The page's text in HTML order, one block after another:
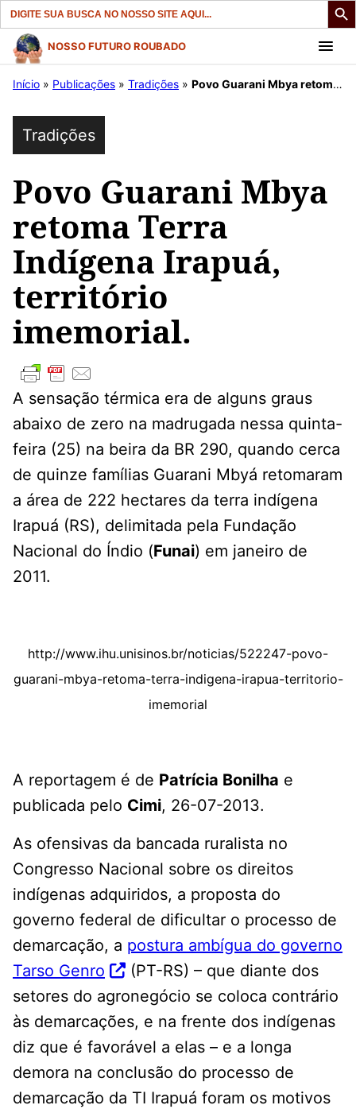
Search
for:
Pular
para
conteúdo
NOSSO FUTURO ROUBADO
Início » Publicações » Tradições » Povo Guarani Mbya retoma Terra Indígena Irapuá, território imemorial.
Tradições
Povo Guarani Mbya
retoma Terra
Indígena Irapuá,
território
imemorial.
A sensação térmica era de alguns graus
abaixo de zero na madrugada nessa quinta-
feira (25) na beira da BR 290, quando cerca
de quinze famílias Guarani Mbyá retomaram
a área de 222 hectares da terra indígena
Irapuá (RS), delimitada pela Fundação
Nacional do Índio (Funai) em janeiro de
2011.
http://www.ihu.unisinos.br/noticias/522247-povo-
guarani-mbya-retoma-terra-indigena-irapua-territorio-
imemorial
A reportagem é de Patrícia Bonilha e
publicada pelo Cimi, 26-07-2013.
As ofensivas da bancada ruralista no
Congresso Nacional sobre os direitos
indígenas adquiridos, a proposta do
governo federal de dificultar o processo de
demarcação, a postura ambígua do governo
Tarso Genro
(PT-RS) – que diante dos
setores do agronegócio se coloca contrário
às demarcações, e na frente dos indígenas
diz que é favorável a elas – e a longa
demora na conclusão do processo de
demarcação da TI Irapuá foram os motivos